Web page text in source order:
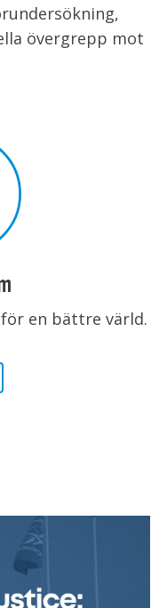
övergrepp mot
en bättre värld.